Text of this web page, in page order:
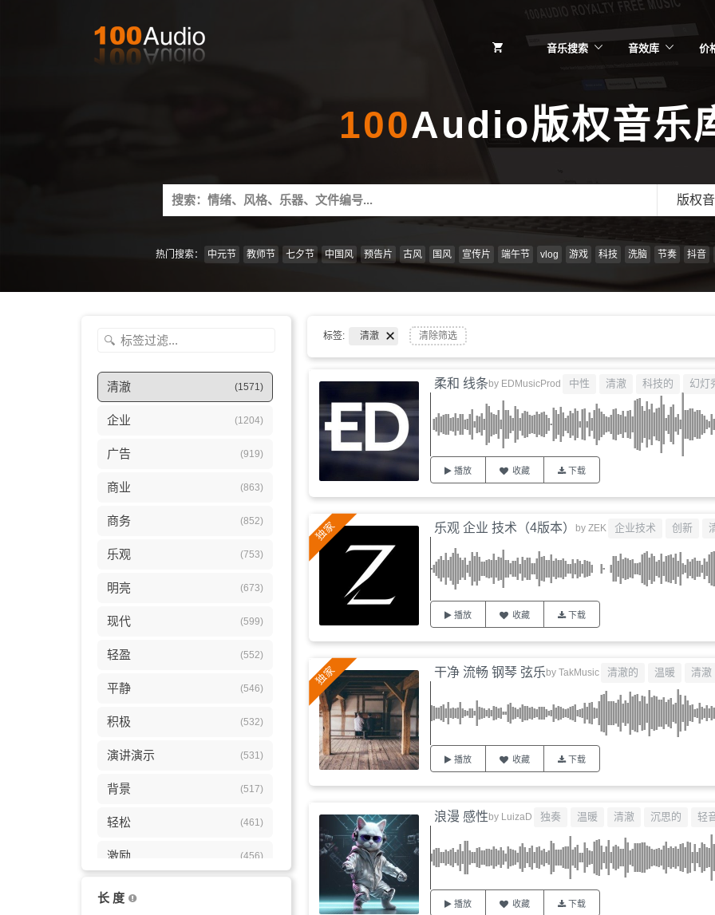
音乐搜索 音效库 价
100Audio版权音乐
Search
for:
版权
热门搜索： 中元节 教师节 七夕节 中国风 预告片 古风 国风 宣传片 端午节 vlog 游戏 科技 洗脑 节奏 抖音
清澈 (1571)
企业 (1204)
广告 (919)
商业 (863)
商务 (852)
乐观 (753)
明亮 (673)
现代 (599)
轻盈 (552)
平静 (546)
积极 (532)
演讲演示 (531)
背景 (517)
轻松 (461)
激励 (456)
柔和
长 度
标签: 清澈 清除筛选
柔和 线条by EDMusicProd 中性 清澈 科技的 幻灯
播放 收藏 下载
乐观 企业 技术（4版本） by ZEK 企业技术 创新
播放 收藏 下载
干净 流畅 钢琴 弦乐by TakMusic 清澈的 温暖 清澈
播放 收藏 下载
浪漫 感性by LuizaD 独奏 温暖 清澈 沉思的 轻
播放 收藏 下载